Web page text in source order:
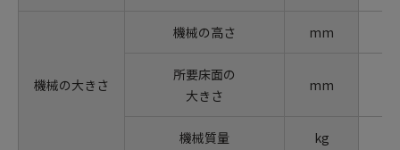
機械の大きさ
機械の高さ mm
所要床面の
大きさ
mm
機械質量 kg